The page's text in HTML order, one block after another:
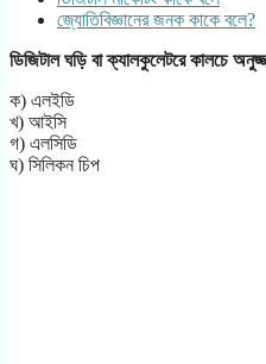
জ্যোতিবিজ্ঞানের জনক কাকে বলে?
ডিজিটাল ঘড়ি বা ক্যালকুলেটরে কালচে
ক) এলইডি
খ) আইসি
গ) এলসিডি
ঘ) সিলিকন চিপ